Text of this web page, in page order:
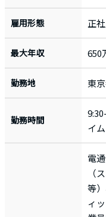
雇用形態 正
最大年収 650
勤務地 東
勤務時間
イ
電
（
等
ィ